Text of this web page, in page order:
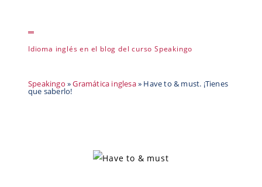
Idioma inglés en el blog del curso Speakingo
Speakingo »Gramática inglesa» Have to & must. ¡Tienes
que saberlo!